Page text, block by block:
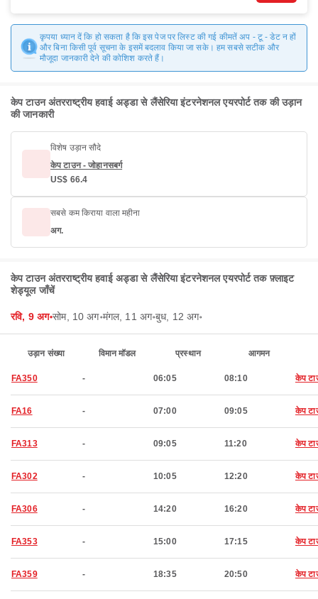
कृपया ध्यान दें कि हो सकता है कि इस पेज पर लिस्ट की गई कीमतें अप - टू - डेट न हों
और बिना किसी पूर्व सूचना के इसमें बदलाव किया जा सके। हम सबसे सटीक और
मौजूदा जानकारी देने की कोशिश करते हैं।
केप टाउन अंतरराष्ट्रीय हवाई अड्डा से लैंसेरिया इंटरनेशनल एयरपोर्ट तक की उड़ान
की जानकारी
विशेष उड़ान सौदे
केप टाउन - जोहानसबर्ग
US$ 66.4
सबसे कम किराया वाला महीना
अग.
केप टाउन अंतरराष्ट्रीय हवाई अड्डा से लैंसेरिया इंटरनेशनल एयरपोर्ट तक फ़्लाइट
शेड्यूल जाँचें
रवि, 9 अग॰सोम, 10 अग॰मंगल, 11 अग॰बुध, 12 अग॰
उड़ान संख्या विमान मॉडल प्रस्थान आगमन
FA350 - 06:05 08:10 केप
FA16 - 07:00 09:05 केप
FA313 - 09:05 11:20 केप
FA302 - 10:05 12:20 केप
FA306 - 14:20 16:20 केप
FA353 - 15:00 17:15 केप
FA359 - 18:35 20:50 केप